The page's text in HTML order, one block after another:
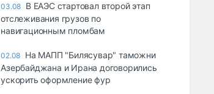
03.08 В ЕАЭС стартовал второй этап
отслеживания грузов по
навигационным пломбам
02.08 На МАПП "Билясувар" таможни
Азербайджана и Ирана договорились
ускорить оформление фур